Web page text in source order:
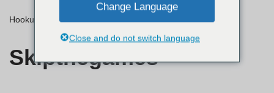
HookupLover
Skipthegames
Change Language
Close and do not switch language